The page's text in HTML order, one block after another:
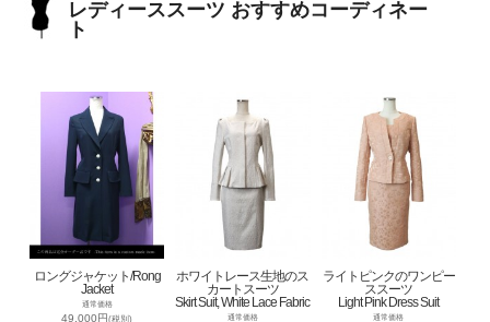
レディーススーツ おすすめコーディネー
ト
ロングジャケット/Rong
Jacket
通常価格
49,000円(税別)
ホワイトレース生地のス
カートスーツ
Skirt Suit, White Lace Fabric
通常価格
ライトピンクのワンピー
ススーツ
Light Pink Dress Suit
通常価格